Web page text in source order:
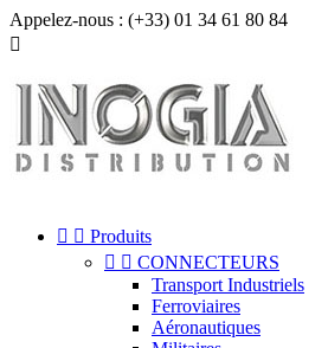
Appelez-nous : (+33) 01 34 61 80 84

  Produits
  CONNECTEURS
Transport Industriels
Ferroviaires
Aéronautiques